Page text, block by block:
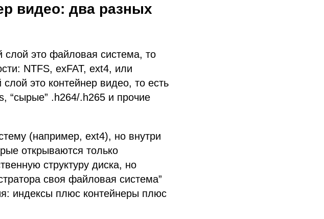
видео: два разных
это файловая система, то
NTFS, exFAT, ext4, или
это контейнер видео, то есть
“сырые” .h264/.h265 и прочие
(например, ext4), но внутри
открываются только
структуру диска, но
своя файловая система”
индексы плюс контейнеры плюс